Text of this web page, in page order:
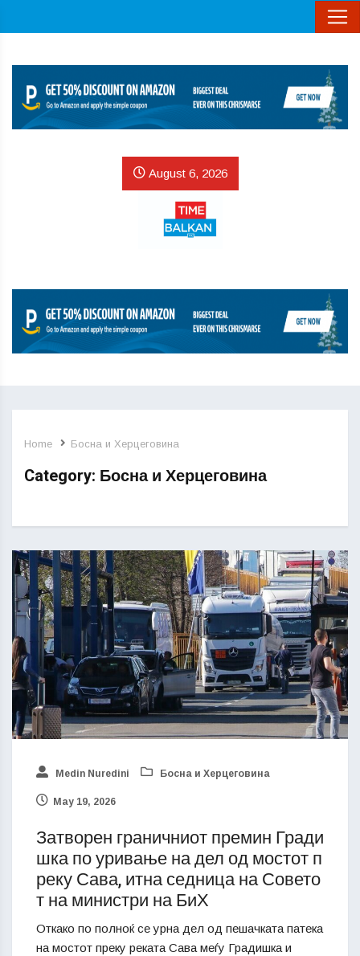
August 6, 2026
Home Босна и Херцеговина
Category: Босна и Херцеговина
Medin Nuredini Босна и Херцеговина
May 19, 2026
Затворен граничниот премин Гради
шка по уривање на дел од мостот п
реку Сава, итна седница на Совето
т на министри на БиХ
Откако по полноќ се урна дел од пешачката патека
на мостот преку реката Сава меѓу Градишка и